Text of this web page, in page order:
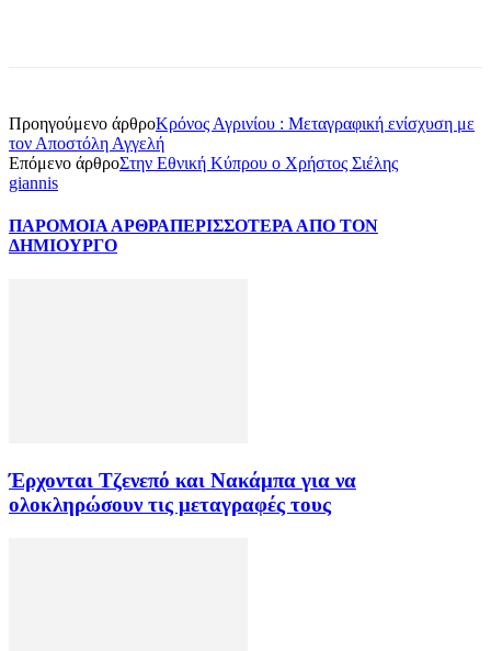
Προηγούμενο άρθροΚρόνος Αγρινίου : Μεταγραφική ενίσχυση με
τον Αποστόλη Αγγελή
Επόμενο άρθροΣτην Εθνική Κύπρου ο Χρήστος Σιέλης
giannis
ΠΑΡΟΜΟΙΑ ΑΡΘΡΑΠΕΡΙΣΣΟΤΕΡΑ ΑΠΟ ΤΟΝ
ΔΗΜΙΟΥΡΓΟ
Έρχονται Τζενεπό και Νακάμπα για να
ολοκληρώσουν τις μεταγραφές τους